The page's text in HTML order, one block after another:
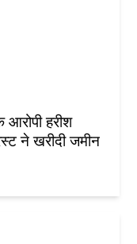
हरीश
ने खरीदी जमीन